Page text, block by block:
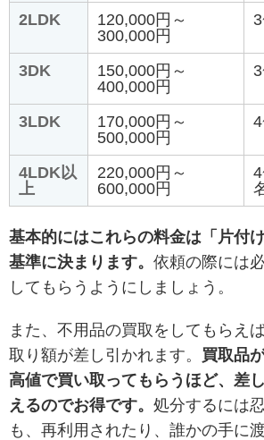
2LDK
120,000円～
300,000円
3DK
150,000円～
400,000円
3LDK
170,000円～
500,000円
4LDK以
上
220,000円～
600,000円
基本的にはこれらの料金は「片付
基準に決まります。 依頼の際には
してもらうようにしましょう。
また、不用品の買取をしてもらえ
取り額が差し引かれます。 買取品
高値で買い取ってもらうほど、差
えるのでお得です。 処分するには
も、再利用されたり、誰かの手に